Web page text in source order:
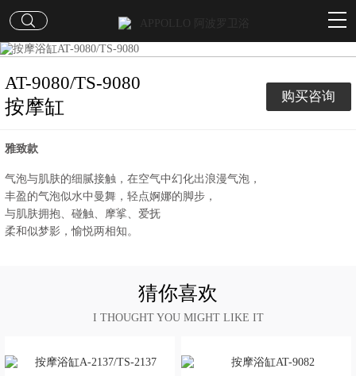
AT-9080/TS-9080
按摩缸 购买咨询
雅致款
气泡与肌肤的细腻接触，在空气中幻化出浪漫气泡，
丰盈的气泡似水中曼舞，轻点婀娜的脚步，
与肌肤拥抱、碰触、摩挲、爱抚
柔和似梦影，愉悦两相知。
猜你喜欢
I THOUGHT YOU MIGHT LIKE IT